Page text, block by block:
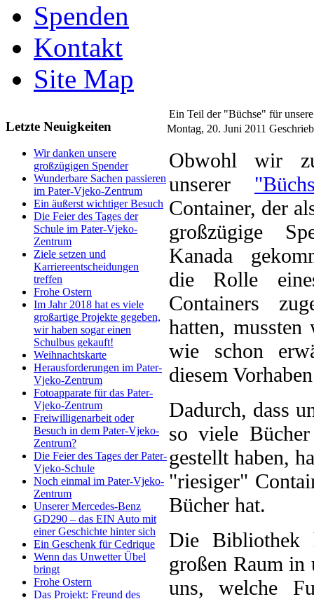
Spenden
Kontakt
Site Map
Letzte Neuigkeiten
Wir danken unsere
großzügigen Spender
Wunderbare Sachen passieren
im Pater-Vjeko-Zentrum
Ein äußerst wichtiger Besuch
Die Feier des Tages der
Schule im Pater-Vjeko-
Zentrum
Ziele setzen und
Karriereentscheidungen
treffen
Frohe Ostern
Im Jahr 2018 hat es viele
großartige Projekte gegeben,
wir haben sogar einen
Schulbus gekauft!
Weihnachtskarte
Herausforderungen im Pater-
Vjeko-Zentrum
Fotoapparate für das Pater-
Vjeko-Zentrum
Freiwilligenarbeit oder
Besuch in dem Pater-Vjeko-
Zentrum?
Die Feier des Tages der Pater-
Vjeko-Schule
Noch einmal im Pater-Vjeko-
Zentrum
Unserer Mercedes-Benz
GD290 – das EIN Auto mit
einer Geschichte hinter sich
Ein Geschenk für Cedrique
Wenn das Unwetter Übel
bringt
Frohe Ostern
Das Projekt: Freund des
Ein Teil der "Büchse" für
Montag, 20. Juni 2011
Obwohl wir
unserer
Container, der
großzügige
Kanada
die Rolle
Containers
hatten,
wie schon
diesem
Dadurch, dass
so viele
gestellt haben,
"riesiger"
Bücher hat.
Die Bibliothek
großen Raum in
uns, welche